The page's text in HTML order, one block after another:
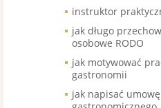
instruktor
jak długo
osobowe RODO
jak motywować
gastronomii
jak napisać